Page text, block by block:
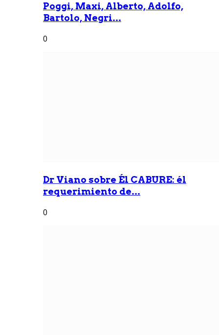
Poggi, Maxi, Alberto, Adolfo,
Bartolo, Negri...
0
Dr Viano sobre Él CABURE: él
requerimiento de...
0